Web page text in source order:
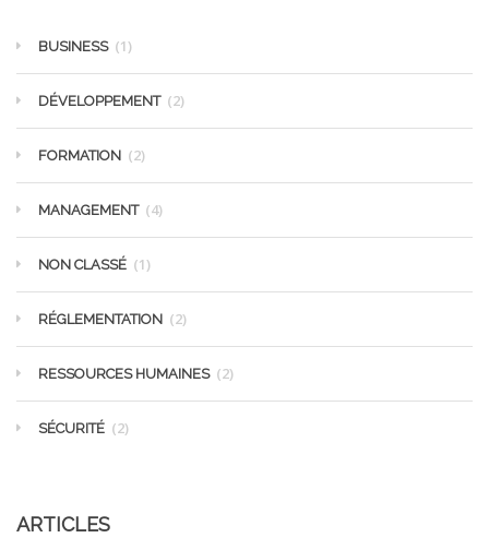
BUSINESS (1)
DÉVELOPPEMENT (2)
FORMATION (2)
MANAGEMENT (4)
NON CLASSÉ (1)
RÉGLEMENTATION (2)
RESSOURCES HUMAINES (2)
SÉCURITÉ (2)
ARTICLES